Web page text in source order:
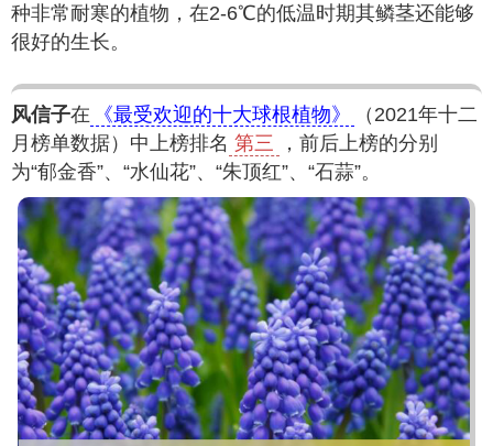
种非常耐寒的植物，在2-6℃的低温时期其鳞茎还能够
很好的生长。
风信子在 《最受欢迎的十大球根植物》
（2021年十二
月榜单数据）中上榜排名 第三
，前后上榜的分别
为“郁金香”、“水仙花”、“朱顶红”、“石蒜”。